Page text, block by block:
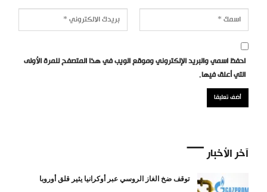
احفظ اسمي والبريد الإلكتروني وموقع الويب في هذا المتصفح للمرة الأولى
التي أعلق فيها.
آخر الأخبار
توقف ضخ الغاز الروسي عبر أوكرانيا يثير قلق أوروبا